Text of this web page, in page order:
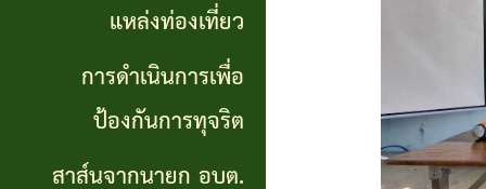
ทุจริต
สาส์น
แหล่งท่องเที่ยว
การดำเนินการเพื่อ
ป้องกันการทุจริต
สาส์นจากนายก อบต.